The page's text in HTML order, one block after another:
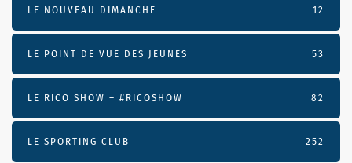
LE NOUVEAU DIMANCHE 12
LE POINT DE VUE DES JEUNES 53
LE RICO SHOW – #RICOSHOW 82
LE SPORTING CLUB 252